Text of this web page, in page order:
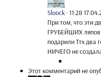
Sloock ·11:28
При том, что эти
ГРУБЕЙШИХ ляпов
подарили Ттх два
НИЧЕГО не
Этот комментарий не